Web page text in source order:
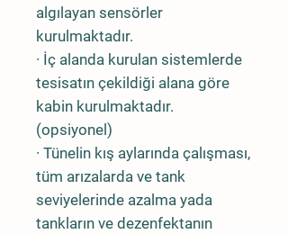
algılayan sensörler
kurulmaktadır.
· İç alanda kurulan sistemlerde
tesisatın çekildiği alana göre
kabin kurulmaktadır.
(opsiyonel)
· Tünelin kış aylarında çalışması,
tüm arızalarda ve tank
seviyelerinde azalma yada
tankların ve dezenfektanın